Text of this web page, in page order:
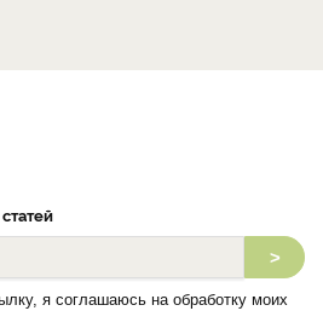
>
я соглашаюсь на обработку моих